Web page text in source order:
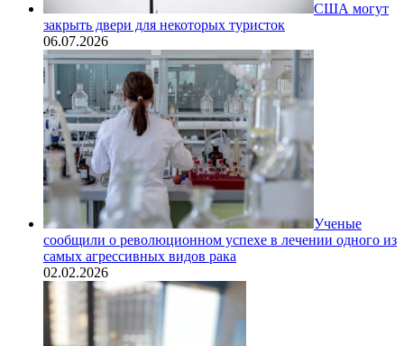
США могут
закрыть двери для некоторых туристок
06.07.2026
Ученые
сообщили о революционном успехе в лечении одного из
самых агрессивных видов рака
02.02.2026